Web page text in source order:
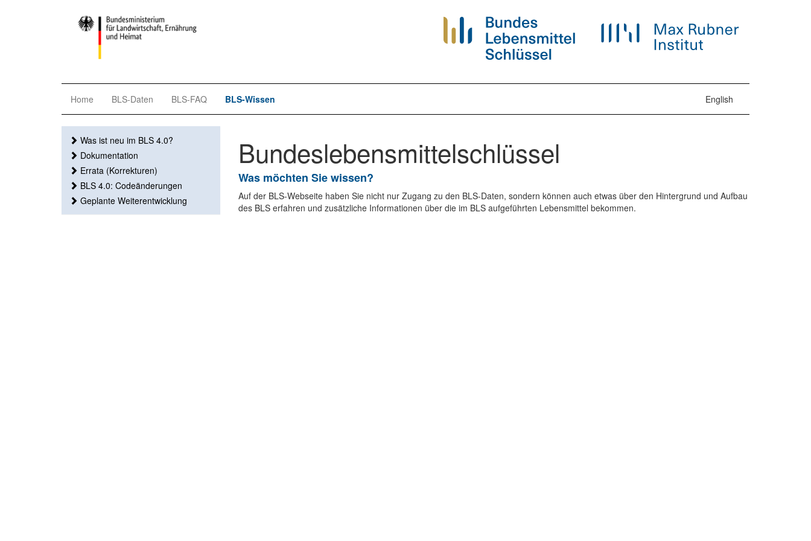
Home BLS-Daten BLS-FAQ BLS-Wissen English
Was ist neu im BLS 4.0?
Dokumentation
Errata (Korrekturen)
BLS 4.0: Codeänderungen
Geplante Weiterentwicklung
Bundeslebensmittelschlüssel
Was möchten Sie wissen?
Auf der BLS-Webseite haben Sie nicht nur Zugang zu den BLS-Daten, sondern können auch etwas über den Hintergrund und Aufbau
des BLS erfahren und zusätzliche Informationen über die im BLS aufgeführten Lebensmittel bekommen.